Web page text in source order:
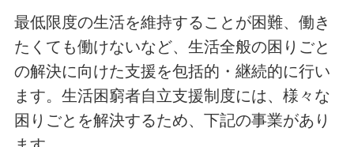
最低限度の生活を維持することが困難、働き
たくても働けないなど、生活全般の困りごと
の解決に向けた支援を包括的・継続的に行い
ます。生活困窮者自立支援制度には、様々な
困りごとを解決するため、下記の事業があり